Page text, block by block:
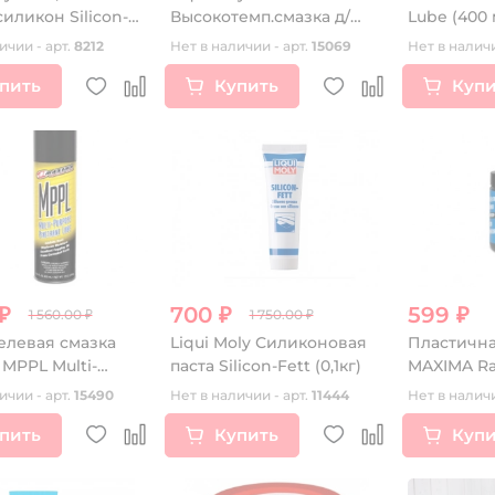
Silicon-
- арт. 8212
Высокотемп.смазка д/
ступиц подшипн. LM 50
Litho HT (0,4кг)
Нет в наличии - арт. 15069
Купить
Lube (400
Нет в
1 560.00 ₽
смазка
Multi-
Lube
- арт. 15490
700 ₽ 1 750.00 ₽
Liqui Moly Силиконовая
паста Silicon-Fett (0,1кг)
Нет в наличии - арт. 11444
Купить
599 ₽
MAXIMA
Temp
Нет в